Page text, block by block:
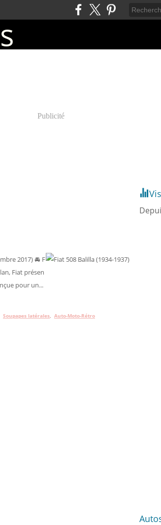
Publicité
2017) 🚘 F
Fiat présen
pour un...
Soupapes latérales, Auto-Moto-Rétro